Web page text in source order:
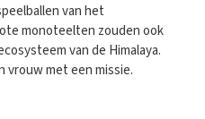
van het
monoteelten zouden ook
van de Himalaya.
vrouw met een missie.